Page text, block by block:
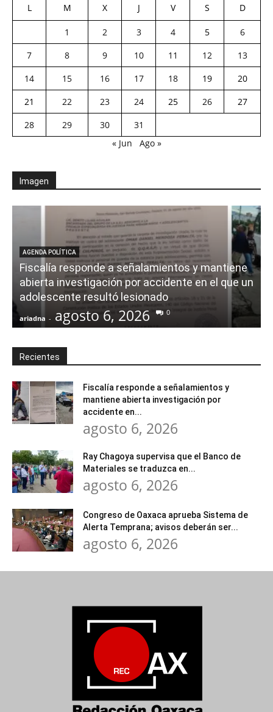
L M X J V S D
1 2 3 4 5
6
7
8 9 10 11 12
13
14
15 16 17 18 19
20
21
22 23 24 25 26
27
28
29 30
31
« Jun
Ago »
Imagen
AGENDA POLÍTICA
Fiscalía responde a señalamientos y mantiene
abierta investigación por accidente en el que un
adolescente resultó lesionado
ariadna - agosto 6, 2026 0
Recientes
Fiscalía responde a señalamientos y
mantiene abierta investigación por
accidente en...
agosto 6, 2026
Ray Chagoya supervisa que el Banco de
Materiales se traduzca en...
agosto 6, 2026
Congreso de Oaxaca aprueba Sistema de
Alerta Temprana; avisos deberán ser...
agosto 6, 2026